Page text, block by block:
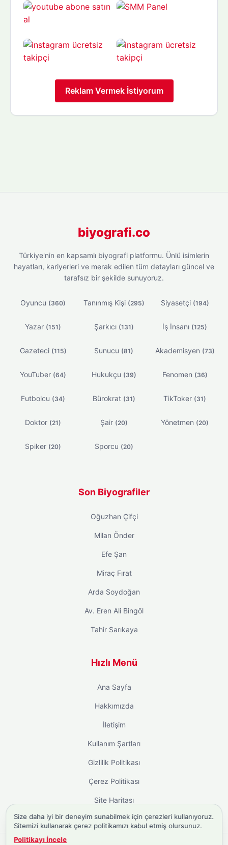
Reklam Vermek İstiyorum
biyografi.co
Türkiye'nin en kapsamlı biyografi platformu. Ünlü isimlerin
hayatları, kariyerleri ve merak edilen tüm detayları güncel ve
tarafsız bir şekilde sunuyoruz.
Oyuncu (360) Tanınmış Kişi (295) Siyasetçi (194)
Yazar (151) Şarkıcı (131) İş İnsanı (125)
Gazeteci (115) Sunucu (81) Akademisyen (73)
YouTuber (64) Hukukçu (39) Fenomen (36)
Futbolcu (34) Bürokrat (31) TikToker (31)
Doktor (21) Şair (20) Yönetmen (20)
Spiker (20) Sporcu (20)
Son Biyografiler
Oğuzhan Çifçi
Milan Önder
Efe Şan
Miraç Fırat
Arda Soydoğan
Av. Eren Ali Bingöl
Tahir Sarıkaya
Hızlı Menü
Ana Sayfa
Hakkımızda
İletişim
Kullanım Şartları
Gizlilik Politikası
Çerez Politikası
Site Haritası
Size daha iyi bir deneyim sunabilmek için çerezleri kullanıyoruz.
Sitemizi kullanarak çerez politikamızı kabul etmiş olursunuz.
Politikayı İncele